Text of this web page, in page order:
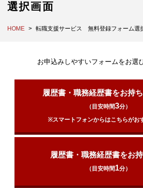
選択画面
HOME 転職支援サービス 無料登録フォーム選
お申込みしやすいフォームをお選
履歴書・職務経歴書をお持
（目安時間3分）
※スマートフォンからはこちらがお
履歴書・職務経歴書をお
（目安時間1分）